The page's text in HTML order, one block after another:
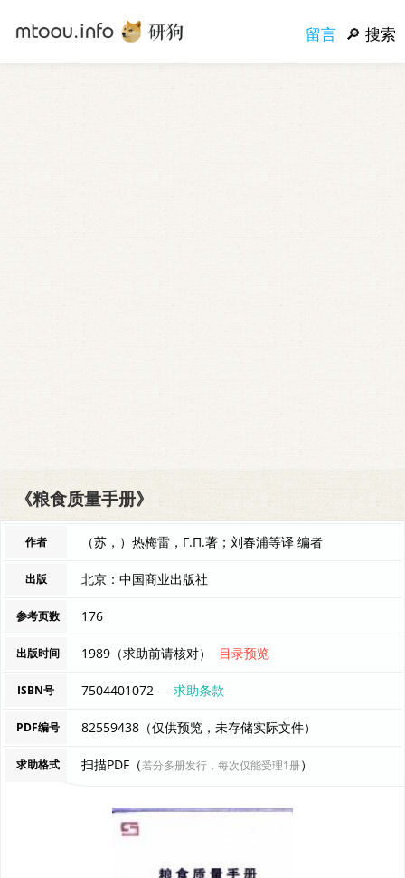
留言 搜索
《粮食质量手册》
作者 （苏，）热梅雷，Г.П.著；刘春浦等译 编者
出版 北京：中国商业出版社
参考页数 176
出版时间 1989（求助前请核对） 目录预览
ISBN号 7504401072 —求助条款
PDF编号 82559438（仅供预览，未存储实际文件）
求助格式 扫描PDF（若分多册发行，每次仅能受理1册）